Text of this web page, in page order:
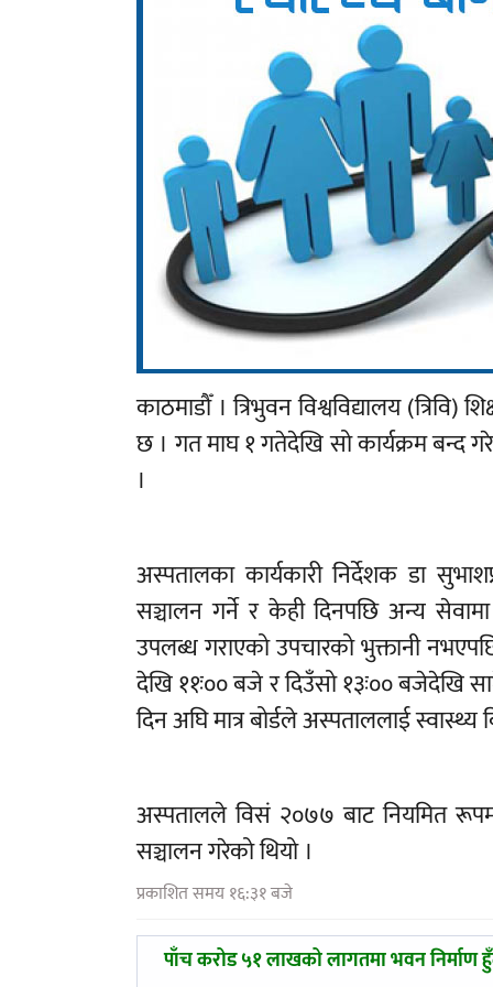
काठमाडौँ । त्रिभुवन विश्वविद्यालय
छ । गत माघ १ गतेदेखि सो कार्यक्रम बन्द
।
अस्पतालका कार्यकारी निर्देशक डा
सञ्चालन गर्ने र केही दिनपछि अन्य
उपलब्ध गराएको उपचारको भुक्तानी
देखि ११ः०० बजे र दिउँसो १३ः०० बजेदेखि
दिन अघि मात्र बोर्डले अस्पताललाई
अस्पतालले विसं २०७७ बाट नियमित
सञ्चालन गरेको थियो ।
प्रकाशित समय १६:३१ बजे
पछिल्लाे
पाँच करोड ५१ लाखको लागतमा भवन निर्माण